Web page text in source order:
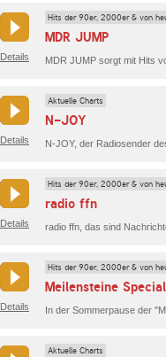
Details
Hits der 90er, 2000er & von
MDR JUMP
Details
Aktuelle Charts
N-JOY
Details
Hits der 90er, 2000er & von
radio ffn
Details
Hits der 90er, 2000er & von
Meilensteine
Aktuelle Charts